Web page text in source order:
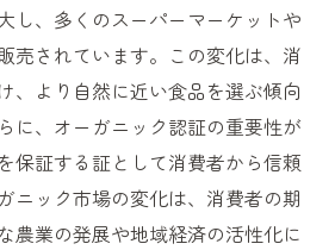
し、多くのスーパーマーケットや
売されています。この変化は、消
、より自然に近い食品を選ぶ傾向
に、オーガニック認証の重要性が
保証する証として消費者から信頼
ニック市場の変化は、消費者の期
農業の発展や地域経済の活性化に